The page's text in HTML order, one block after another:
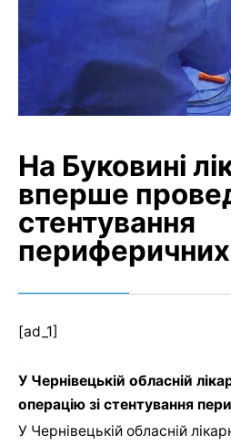
На Буковині
вперше
стентування
[ad_1]
У Чернівецькій обласній
операцію зі стентування
У Чернівецькій обласній